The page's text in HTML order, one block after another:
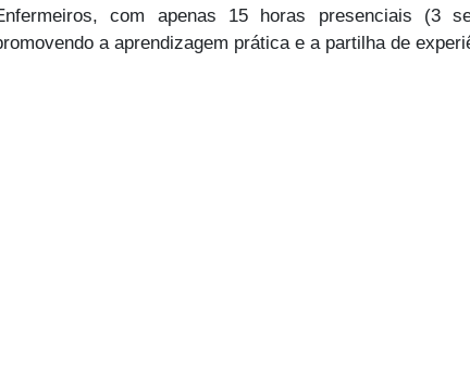
com apenas 15 horas presenciais (3
a aprendizagem prática e a partilha de